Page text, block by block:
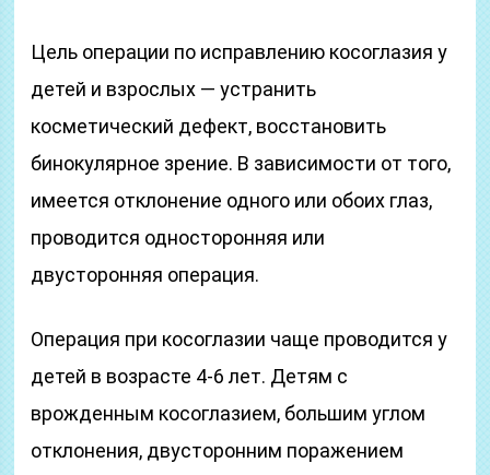
Цель операции по исправлению косоглазия у
детей и взрослых — устранить
косметический дефект, восстановить
бинокулярное зрение. В зависимости от того,
имеется отклонение одного или обоих глаз,
проводится односторонняя или
двусторонняя операция.
Операция при косоглазии чаще проводится у
детей в возрасте 4-6 лет. Детям с
врожденным косоглазием, большим углом
отклонения, двусторонним поражением